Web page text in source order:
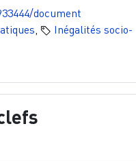
document
Inégalités socio-